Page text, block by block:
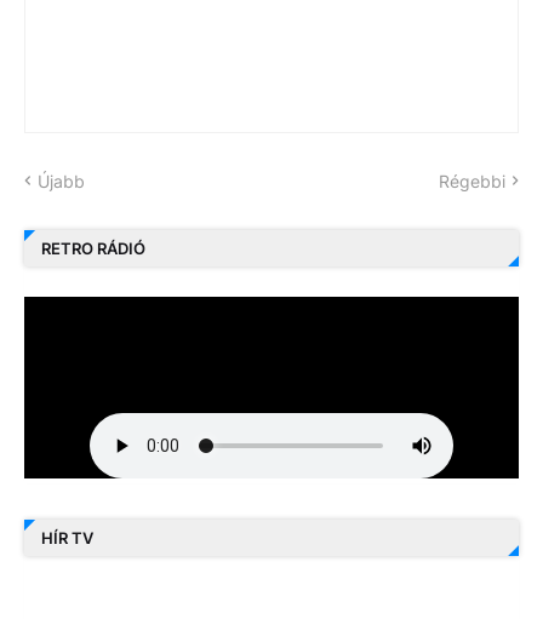
Újabb Régebbi
RETRO RÁDIÓ
HÍR TV